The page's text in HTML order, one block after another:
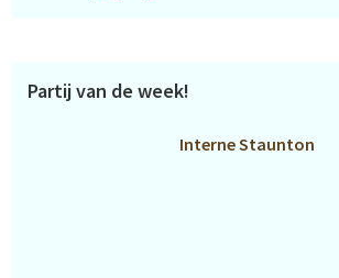
Partij van de week!
Interne Staunton